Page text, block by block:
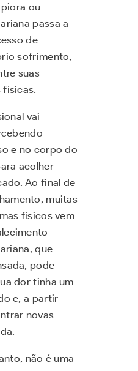
ou
passa a
de
sofrimento,
suas
físicas.
vai
e no corpo do
acolher
Ao final de
muitas
físicos vem
que
pode
dor tinha um
e, a partir
novas
não é uma